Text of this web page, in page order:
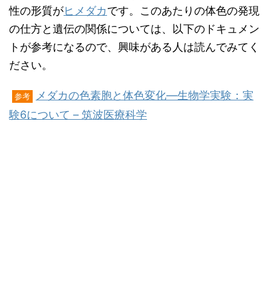
性の形質がヒメダカです。このあたりの体色の発現
の仕方と遺伝の関係については、以下のドキュメン
トが参考になるので、興味がある人は読んでみてく
ださい。
参考
メダカの色素胞と体色変化―生物学実験：実
験6について – 筑波医療科学